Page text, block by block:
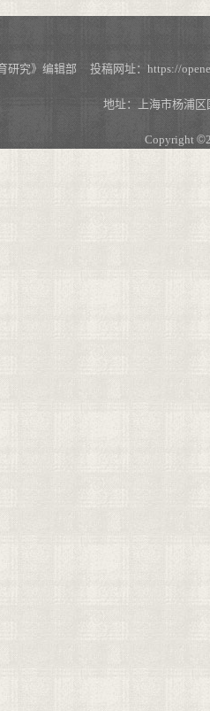
研究》编辑部 投稿网址：https://
地址：上海市杨浦
Copyright ©